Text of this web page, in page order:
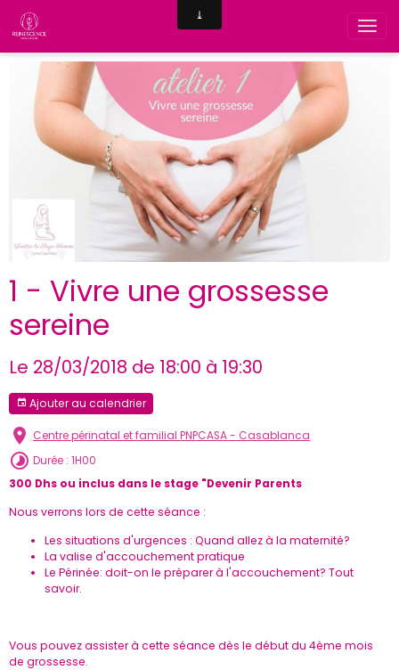
1 - Vivre une grossesse
sereine
Le 28/03/2018 de 18:00 à 19:30
Ajouter au calendrier
Centre périnatal et familial PNPCASA - Casablanca
Durée : 1H00
300 Dhs ou inclus dans le stage "Devenir Parents
Nous verrons lors de cette séance :
Les situations d'urgences : Quand allez à la maternité?
La valise d'accouchement pratique
Le Périnée: doit-on le préparer à l'accouchement? Tout
savoir.
Vous pouvez assister à cette séance dès le début du 4ème mois
de grossesse.